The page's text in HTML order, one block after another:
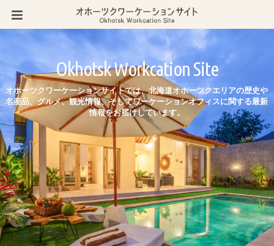
Okhotsk Workcation Site
オホーツクワーケーションサイトでは、北海道オホーツクエリアの歴史や
名産品、グルメ、観光情報、そしてワーケーションオフィスに関する最新
情報をお届けしています。